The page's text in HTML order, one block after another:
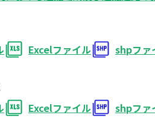
Excelファイル shpファ
Excelファイル shpファ